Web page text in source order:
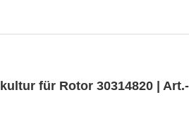
für Rotor 30314820 |
Preis war: 2.270,00 €
Preis ist: 2.156,50 €.